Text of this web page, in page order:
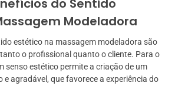
do Sentido
Modeladora
estético na massagem modeladora são
o profissional quanto o cliente. Para o
senso estético permite a criação de um
agradável, que favorece a experiência do